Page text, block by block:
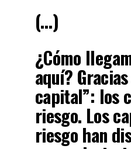
(…)
¿Cómo
aquí?
capital”: los
riesgo. Los
riesgo han